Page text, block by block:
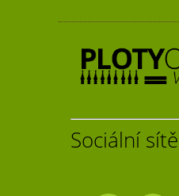
Sociální sítě